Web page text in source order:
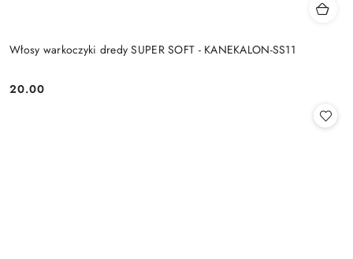
Włosy warkoczyki dredy SUPER SOFT - KANEKALON-SS11
Cena:
20.00